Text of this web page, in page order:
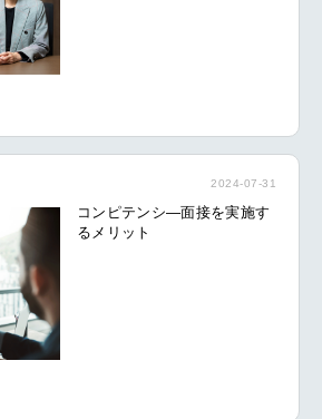
2024-07-31
コンピテンシ―面接を実施す
るメリット